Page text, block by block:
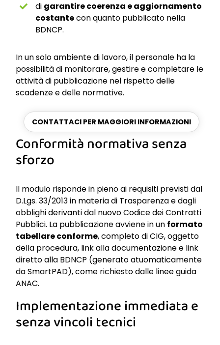
di garantire coerenza e aggiornamento
costantecon quanto pubblicato nella
BDNCP.
In un solo ambiente di lavoro, il personale ha la
possibilità di monitorare, gestire e completare le
attività di pubblicazione nel rispetto delle
scadenze e delle normative.
CONTATTACI PER MAGGIORI INFORMAZIONI
Conformità normativa senza
sforzo
Il modulo risponde in pieno ai requisiti previsti dal
D.Lgs. 33/2013 in materia di Trasparenza e dagli
obblighi derivanti dal nuovo Codice dei Contratti
Pubblici. La pubblicazione avviene in un formato
tabellare conforme, completo di CIG, oggetto
della procedura, link alla documentazione e link
diretto alla BDNCP (generato atuomaticamente
da SmartPAD), come richiesto dalle linee guida
ANAC.
Implementazione immediata e
senza vincoli tecnici